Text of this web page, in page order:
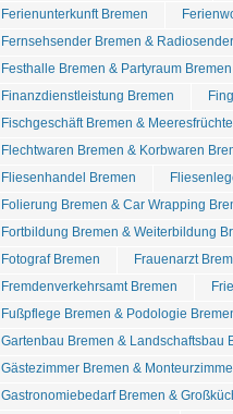
Ferienunterkunft Bremen
Fernsehsender Bremen &
Festhalle Bremen & Partyraum Bremen
Finanzdienstleistung Bremen
Fischgeschäft Bremen &
Flechtwaren Bremen & Korbwaren
Fliesenhandel Bremen
Folierung Bremen & Car Wrapping
Fortbildung Bremen & Weiterbildung
Fotograf Bremen
Frauenarzt
Fremdenverkehrsamt Bremen
Fußpflege Bremen & Podologie
Gartenbau Bremen & Landschaftsbau
Gästezimmer Bremen &
Gastronomiebedarf Bremen &